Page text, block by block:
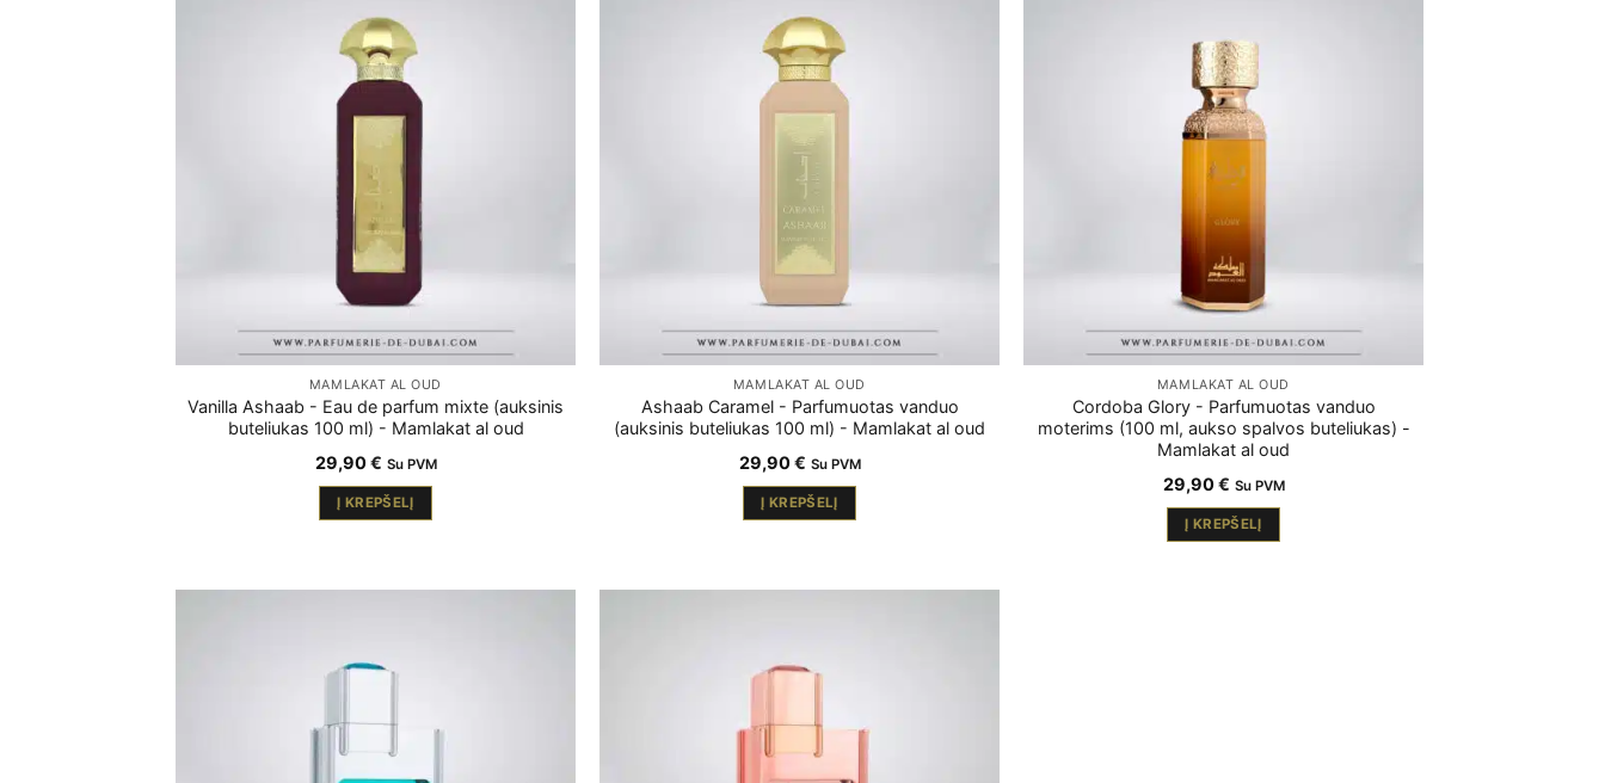
MAMLAKAT AL OUD
Vanilla Ashaab - Eau de parfum mixte (auksinis
buteliukas 100 ml) - Mamlakat al oud
29,90€ Su PVM
Į KREPŠELĮ
MAMLAKAT AL OUD
Ashaab Caramel - Parfumuotas vanduo
(auksinis buteliukas 100 ml) - Mamlakat al oud
29,90€ Su PVM
Į KREPŠELĮ
MAMLAKAT AL OUD
Cordoba Glory - Parfumuotas vanduo
moterims (100 ml, aukso spalvos buteliukas) -
Mamlakat al oud
29,90€ Su PVM
Į KREPŠELĮ